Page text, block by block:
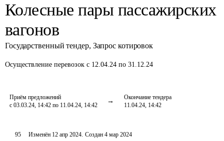
Колесные пары пассажирских
вагонов
Государственный тендер, Запрос котировок
Осуществление перевозок с 12.04.24 по 31.12.24
Приём предложений
с 03.03.24, 14:42 по 11.04.24, 14:42
Окончание тендера
11.04.24, 14:42
95 Изменён 12 апр 2024. Создан 4 мар 2024